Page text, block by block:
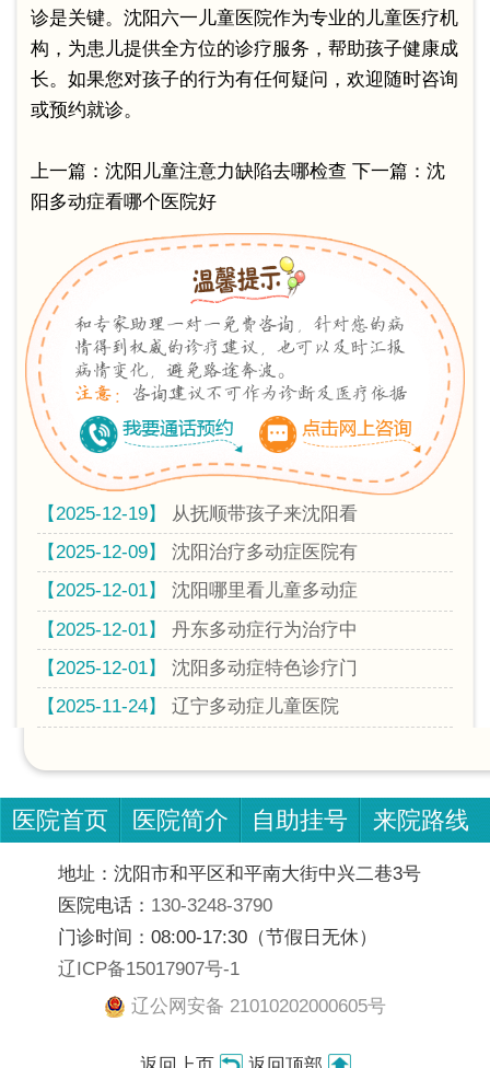
诊是关键。沈阳六一儿童医院作为专业的儿童医疗机
构，为患儿提供全方位的诊疗服务，帮助孩子健康成
长。如果您对孩子的行为有任何疑问，欢迎随时咨询
或预约就诊。
上一篇： 沈阳儿童注意力缺陷去哪检查 下一篇： 沈
阳多动症看哪个医院好
【2025-12-19】
从抚顺带孩子来沈阳看
【2025-12-09】
沈阳治疗多动症医院有
【2025-12-01】
沈阳哪里看儿童多动症
【2025-12-01】
丹东多动症行为治疗中
【2025-12-01】
沈阳多动症特色诊疗门
【2025-11-24】
辽宁多动症儿童医院
医院首页 医院简介 自助挂号 来院路线
地址：沈阳市和平区和平南大街中兴二巷3号
医院电话： 130-3248-3790
门诊时间：08:00-17:30（节假日无休）
辽ICP备15017907号-1
辽公网安备 21010202000605号